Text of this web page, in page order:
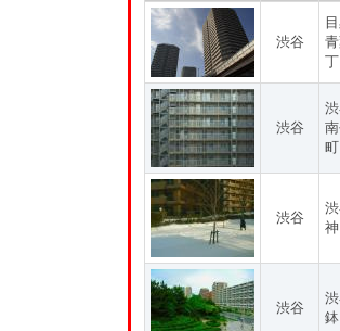
渋谷
渋谷
渋谷
渋谷